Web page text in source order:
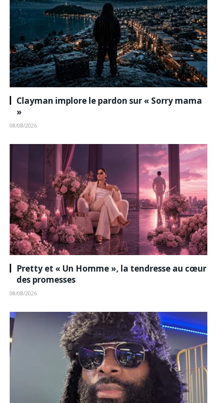
Clayman implore le pardon sur « Sorry mama
»
08/08/2026
Pretty et « Un Homme », la tendresse au cœur
des promesses
08/08/2026